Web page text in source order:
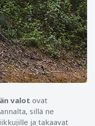
valot ovat
sillä ne
ja takaavat